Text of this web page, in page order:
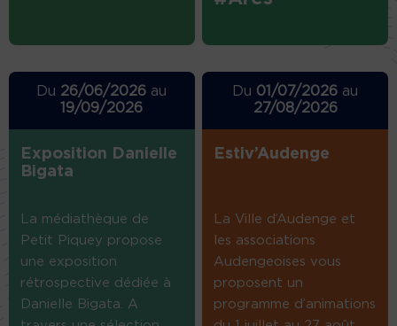
Du 26/06/2026 au
19/09/2026
Exposition Danielle
Bigata
La médiathèque de
Petit Piquey propose
une exposition
rétrospective dédiée à
Danielle Bigata. A
Du 01/07/2026 au
27/08/2026
Estiv’Audenge
La Ville d’Audenge et
les associations
Audengeoises vous
proposent un
programme d’animations